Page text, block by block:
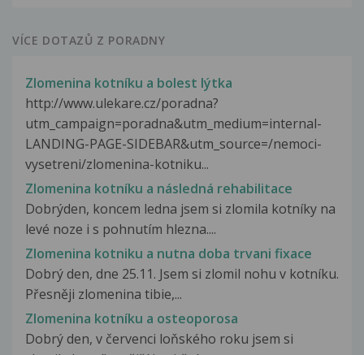
VÍCE DOTAZŮ Z PORADNY
Zlomenina kotníku a bolest lýtka
http://www.ulekare.cz/poradna?
utm_campaign=poradna&utm_medium=internal-
LANDING-PAGE-SIDEBAR&utm_source=/nemoci-
vysetreni/zlomenina-kotniku...
Zlomenina kotníku a následná rehabilitace
Dobrýden, koncem ledna jsem si zlomila kotníky na
levé noze i s pohnutím hlezna....
Zlomenina kotniku a nutna doba trvani fixace
Dobrý den, dne 25.11. Jsem si zlomil nohu v kotníku.
Přesněji zlomenina tibie,...
Zlomenina kotníku a osteoporosa
Dobrý den, v červenci loňského roku jsem si